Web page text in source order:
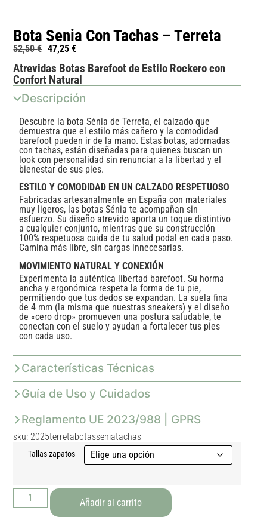
Bota Senia Con Tachas – Terreta
52,50€ 47,25€
Atrevidas Botas Barefoot de Estilo Rockero con
Confort Natural
Descripción
Descubre la bota Sénia de Terreta, el calzado que
demuestra que el estilo más cañero y la comodidad
barefoot pueden ir de la mano. Estas botas, adornadas
con tachas, están diseñadas para quienes buscan un
look con personalidad sin renunciar a la libertad y el
bienestar de sus pies.
ESTILO Y COMODIDAD EN UN CALZADO RESPETUOSO
Fabricadas artesanalmente en España con materiales
muy ligeros, las botas Sénia te acompañan sin
esfuerzo. Su diseño atrevido aporta un toque distintivo
a cualquier conjunto, mientras que su construcción
100% respetuosa cuida de tu salud podal en cada paso.
Camina más libre, sin cargas innecesarias.
MOVIMIENTO NATURAL Y CONEXIÓN
Experimenta la auténtica libertad barefoot. Su horma
ancha y ergonómica respeta la forma de tu pie,
permitiendo que tus dedos se expandan. La suela fina
de 4 mm (la misma que nuestras sneakers) y el diseño
de «cero drop» promueven una postura saludable, te
conectan con el suelo y ayudan a fortalecer tus pies
con cada uso.
Características Técnicas
Guía de Uso y Cuidados
Reglamento UE 2023/988 | GPRS
sku: 2025terretabotasseniatachas
Tallas zapatos
Añadir al carrito